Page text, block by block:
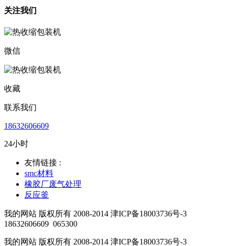
关注我们
微信
收藏
联系我们
18632606609
24小时
友情链接 :
smc材料
橡胶厂废气处理
反应釜
我的网站 版权所有 2008-2014 津ICP备18003736号-3
18632606609 065300
我的网站 版权所有 2008-2014 津ICP备18003736号-3